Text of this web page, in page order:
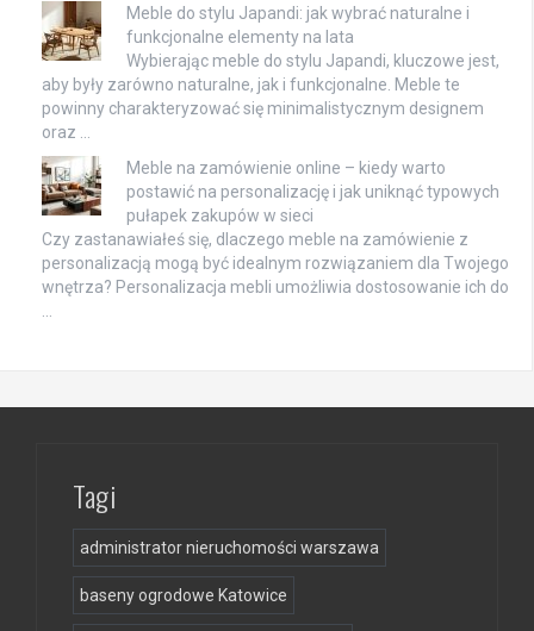
Meble do stylu Japandi: jak wybrać naturalne i
funkcjonalne elementy na lata
Wybierając meble do stylu Japandi, kluczowe jest,
aby były zarówno naturalne, jak i funkcjonalne. Meble te
powinny charakteryzować się minimalistycznym designem
oraz …
Meble na zamówienie online – kiedy warto
postawić na personalizację i jak uniknąć typowych
pułapek zakupów w sieci
Czy zastanawiałeś się, dlaczego meble na zamówienie z
personalizacją mogą być idealnym rozwiązaniem dla Twojego
wnętrza? Personalizacja mebli umożliwia dostosowanie ich do
Tagi
administrator nieruchomości warszawa
baseny ogrodowe Katowice